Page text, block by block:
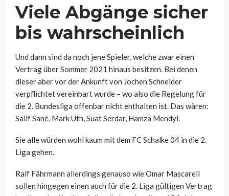
Viele Abgänge sicher
bis wahrscheinlich
Und dann sind da noch jene Spieler, welche zwar einen
Vertrag über Sommer 2021 hinaus besitzen. Bei denen
dieser aber vor der Ankunft von Jochen Schneider
verpflichtet vereinbart wurde – wo also die Regelung für
die 2. Bundesliga offenbar nicht enthalten ist. Das wären:
Salif Sané, Mark Uth, Suat Serdar, Hamza Mendyl.
Sie alle würden wohl kaum mit dem FC Schalke 04 in die 2.
Liga gehen.
Ralf Fährmann allerdings genauso wie Omar Mascarell
sollen hingegen einen auch für die 2. Liga gültigen Vertrag